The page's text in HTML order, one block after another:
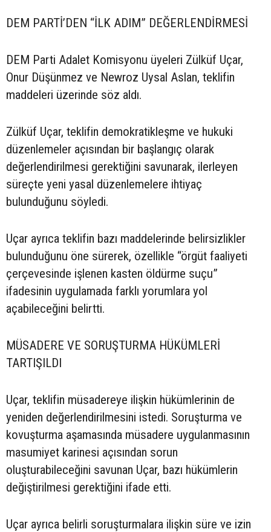
DEM PARTİ’DEN “İLK ADIM” DEĞERLENDİRMESİ
DEM Parti Adalet Komisyonu üyeleri Zülküf Uçar,
Onur Düşünmez ve Newroz Uysal Aslan, teklifin
maddeleri üzerinde söz aldı.
Zülküf Uçar, teklifin demokratikleşme ve hukuki
düzenlemeler açısından bir başlangıç olarak
değerlendirilmesi gerektiğini savunarak, ilerleyen
süreçte yeni yasal düzenlemelere ihtiyaç
bulunduğunu söyledi.
Uçar ayrıca teklifin bazı maddelerinde belirsizlikler
bulunduğunu öne sürerek, özellikle “örgüt faaliyeti
çerçevesinde işlenen kasten öldürme suçu”
ifadesinin uygulamada farklı yorumlara yol
açabileceğini belirtti.
MÜSADERE VE SORUŞTURMA HÜKÜMLERİ
TARTIŞILDI
Uçar, teklifin müsadereye ilişkin hükümlerinin de
yeniden değerlendirilmesini istedi. Soruşturma ve
kovuşturma aşamasında müsadere uygulanmasının
masumiyet karinesi açısından sorun
oluşturabileceğini savunan Uçar, bazı hükümlerin
değiştirilmesi gerektiğini ifade etti.
Uçar ayrıca belirli soruşturmalara ilişkin süre ve izin